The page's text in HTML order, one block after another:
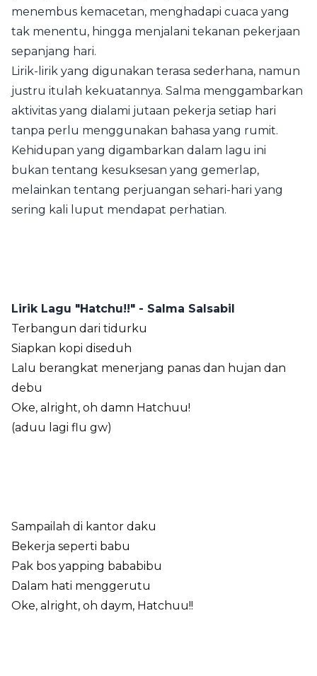
menembus kemacetan, menghadapi cuaca yang
tak menentu, hingga menjalani tekanan pekerjaan
sepanjang hari.
Lirik-lirik yang digunakan terasa sederhana, namun
justru itulah kekuatannya. Salma menggambarkan
aktivitas yang dialami jutaan pekerja setiap hari
tanpa perlu menggunakan bahasa yang rumit.
Kehidupan yang digambarkan dalam lagu ini
bukan tentang kesuksesan yang gemerlap,
melainkan tentang perjuangan sehari-hari yang
sering kali luput mendapat perhatian.
Lirik Lagu "Hatchu!!" - Salma Salsabil
Terbangun dari tidurku
Siapkan kopi diseduh
Lalu berangkat menerjang panas dan hujan dan
debu
Oke, alright, oh damn Hatchuu!
(aduu lagi flu gw)
Sampailah di kantor daku
Bekerja seperti babu
Pak bos yapping bababibu
Dalam hati menggerutu
Oke, alright, oh daym, Hatchuu!!